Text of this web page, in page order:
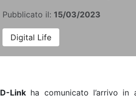
Pubblicato il: 15/03/2023
Digital Life
D-Link ha comunicato l’arrivo